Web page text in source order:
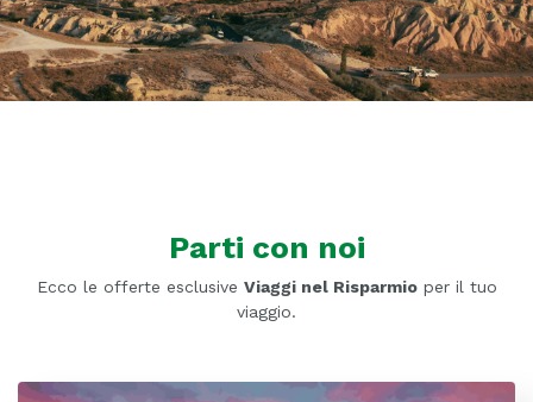
Parti con noi
Ecco le offerte esclusive Viaggi nel Risparmioper il tuo
viaggio.